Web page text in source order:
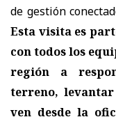
de gestión
Esta visita es
con todos los
región a
terreno, levantar
ven desde la